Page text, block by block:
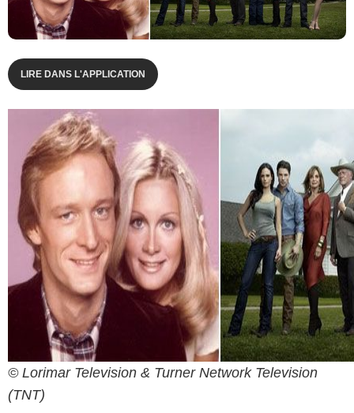
LIRE DANS L'APPLICATION
© Lorimar Television & Turner Network Television
(TNT)